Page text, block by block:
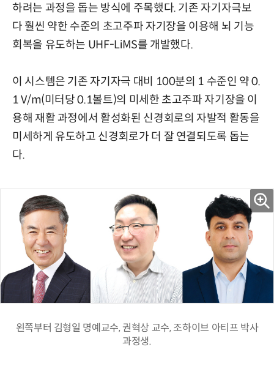
하려는 과정을 돕는 방식에 주목했다. 기존 자기자극보
다 훨씬 약한 수준의 초고주파 자기장을 이용해 뇌 기능
회복을 유도하는 UHF-LiMS를 개발했다.
이 시스템은 기존 자기자극 대비 100분의 1 수준인 약 0.
1 V/m(미터당 0.1볼트)의 미세한 초고주파 자기장을 이
용해 재활 과정에서 활성화된 신경회로의 자발적 활동을
미세하게 유도하고 신경회로가 더 잘 연결되도록 돕는
다.
왼쪽부터 김형일 명예교수, 권혁상 교수, 조하이브 아티프 박사
과정생.